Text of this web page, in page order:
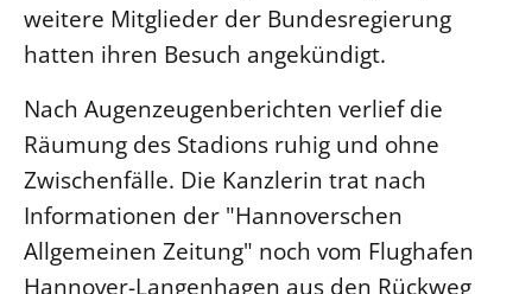
weitere Mitglieder der Bundesregierung
hatten ihren Besuch angekündigt.
Nach Augenzeugenberichten verlief die
Räumung des Stadions ruhig und ohne
Zwischenfälle. Die Kanzlerin trat nach
Informationen der "Hannoverschen
Allgemeinen Zeitung" noch vom Flughafen
Hannover-Langenhagen aus den Rückweg
BIBLIOTHEK & ARCHIV
SERVICE
Älterwerden im Pfarrberuf
Beteiligungsverfahren
Beschwerdestellen
Ephoralbüro
Finanzplanung